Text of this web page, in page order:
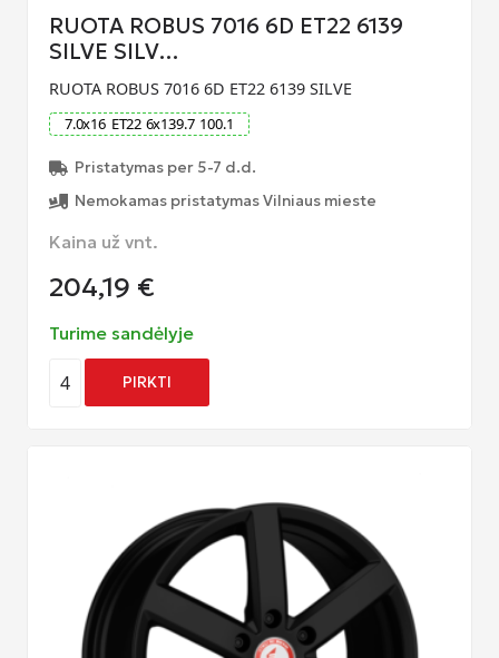
RUOTA ROBUS 7016 6D ET22 6139
SILVE SILV…
RUOTA ROBUS 7016 6D ET22 6139 SILVE
7.0x16 ET22 6x139.7 100.1
Pristatymas per 5-7 d.d.
Nemokamas pristatymas Vilniaus mieste
Kaina už vnt.
204,19 €
Turime sandėlyje
4 PIRKTI